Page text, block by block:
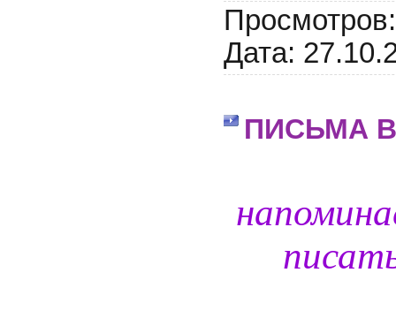
Просмотров:
Дата:
ПИСЬМА